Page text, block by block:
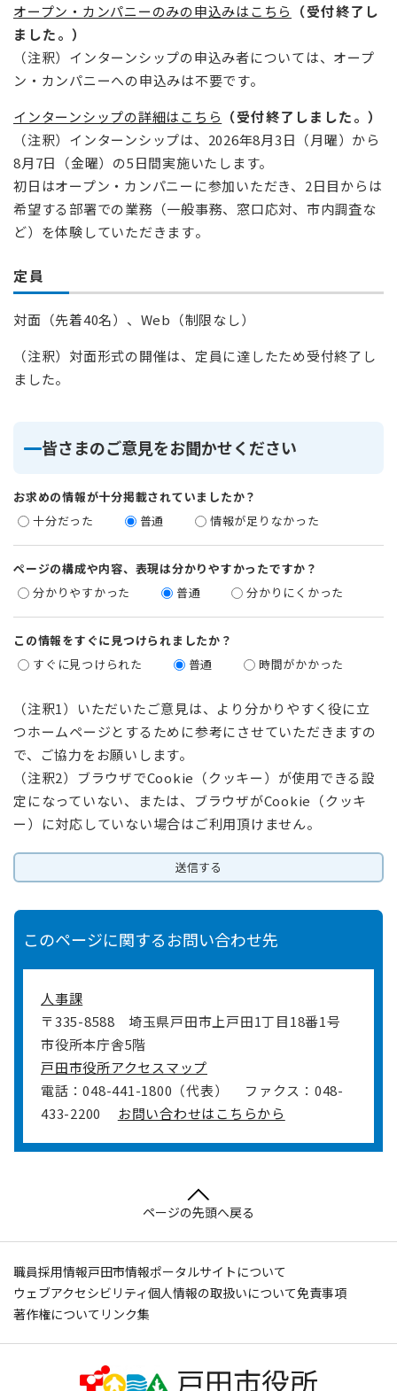
オープン・カンパニーのみの申込みはこちら
（受付終了し
ました。）
（注釈）インターンシップの申込み者については、オープ
ン・カンパニーへの申込みは不要です。
インターンシップの詳細はこちら （受付終了しました。）
（注釈）インターンシップは、2026年8月3日（月曜）から
8月7日（金曜）の5日間実施いたします。
初日はオープン・カンパニーに参加いただき、2日目からは
希望する部署での業務（一般事務、窓口応対、市内調査な
ど）を体験していただきます​。
定員
対面（先着40名）、Web（制限なし）
（注釈）対面形式の開催は、定員に達したため受付終了し
ました。
皆さまのご意見をお聞かせください
お求めの情報が十分掲載されていましたか？
十分だった
普通 情報が足りなかった
ページの構成や内容、表現は分かりやすかったですか？
分かりやすかった
普通 分かりにくかった
この情報をすぐに見つけられましたか？
すぐに見つけられた
普通 時間がかかった
（注釈1）いただいたご意見は、より分かりやすく役に立
つホームページとするために参考にさせていただきますの
で、ご協力をお願いします。
（注釈2）ブラウザでCookie（クッキー）が使用できる設
定になっていない、または、ブラウザがCookie（クッキ
ー）に対応していない場合はご利用頂けません。
このページに関するお問い合わせ先
人事課
〒335-8588
埼玉県戸田市上戸田1丁目18番1号
市役所本庁舎5階
戸田市役所アクセスマップ
電話：048-441-1800（代表）
ファクス：048-
433-2200
お問い合わせはこちらから
ページの先頭へ戻る
職員採用情報戸田市情報ポータルサイトについて
ウェブアクセシビリティ個人情報の取扱いについて免責事項
著作権について リンク集